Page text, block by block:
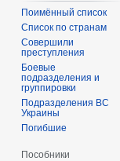
Поимённый список
Список по странам
Совершили
преступления
Боевые
подразделения и
группировки
Подразделения ВС
Украины
Погибшие
Пособники